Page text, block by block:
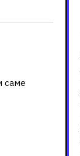
саме